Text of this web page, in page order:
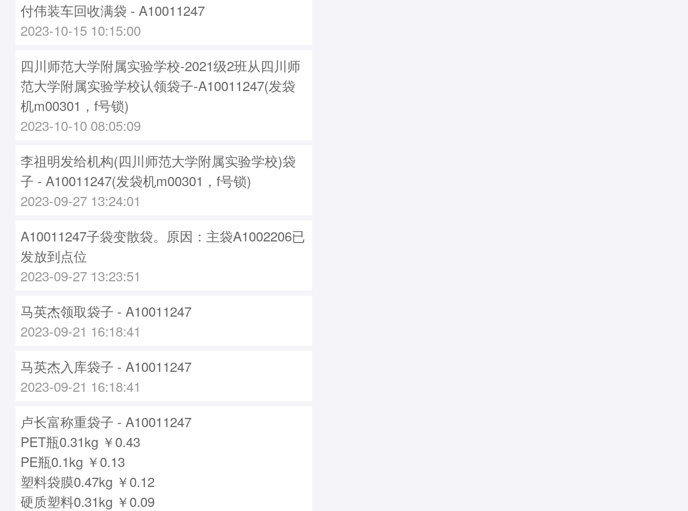
付伟装车回收满袋 - A10011247
2023-10-15 10:15:00
四川师范大学附属实验学校-2021级2班从四川师
范大学附属实验学校认领袋子-A10011247(发袋
机m00301，f号锁)
2023-10-10 08:05:09
李祖明发给机构(四川师范大学附属实验学校)袋
子 - A10011247(发袋机m00301，f号锁)
2023-09-27 13:24:01
A10011247子袋变散袋。原因：主袋A1002206已
发放到点位
2023-09-27 13:23:51
马英杰领取袋子 - A10011247
2023-09-21 16:18:41
马英杰入库袋子 - A10011247
2023-09-21 16:18:41
卢长富称重袋子 - A10011247
PET瓶0.31kg ￥0.43
PE瓶0.1kg ￥0.13
塑料袋膜0.47kg ￥0.12
硬质塑料0.31kg ￥0.09